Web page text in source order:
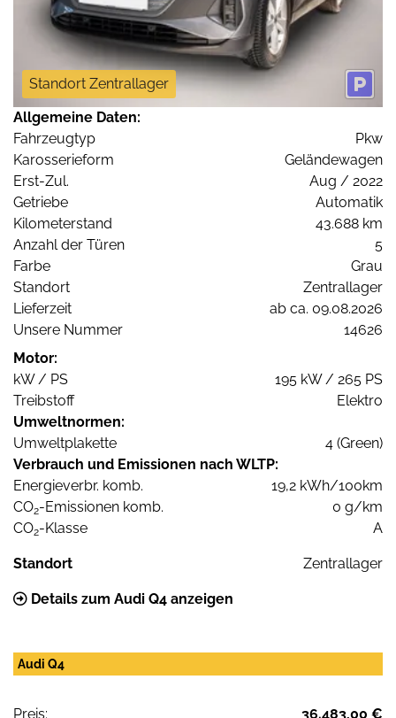
Standort Zentrallager
Allgemeine Daten:
Fahrzeugtyp
Pkw
Karosserieform
Geländewagen
Erst-Zul.
Aug / 2022
Getriebe
Automatik
Kilometerstand
43.688 km
Anzahl der Türen
5
Farbe
Grau
Standort
Zentrallager
Lieferzeit
ab ca. 09.08.2026
Unsere Nummer
14626
Motor:
kW / PS
195 kW / 265 PS
Treibstoff
Elektro
Umweltnormen:
Umweltplakette
4 (Green)
Verbrauch und Emissionen nach WLTP:
Energieverbr. komb.
19,2 kWh/100km
CO2-Emissionen komb.
0 g/km
CO2-Klasse A
Standort Zentrallager
Details zum Audi Q4 anzeigen
Audi Q4
Preis:
36.483,00 €